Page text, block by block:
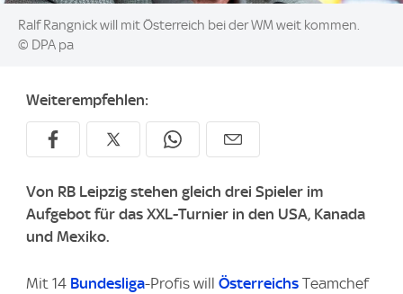
Image:
Ralf Rangnick will mit Österreich bei der WM weit kommen.
© DPA pa
Weiterempfehlen:
Von RB Leipzig stehen gleich drei Spieler im
Aufgebot für das XXL-Turnier in den USA, Kanada
und Mexiko.
Mit 14 Bundesliga-Profis will Österreichs Teamchef